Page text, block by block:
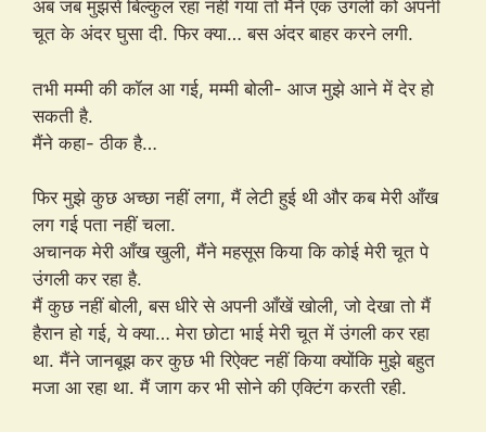
अब जब मुझसे बिल्कुल रहा नहीं गया तो मैंने एक उंगली को अपनी
चूत के अंदर घुसा दी. फिर क्या… बस अंदर बाहर करने लगी.
तभी मम्मी की कॉल आ गई, मम्मी बोली- आज मुझे आने में देर हो
सकती है.
मैंने कहा- ठीक है…
फिर मुझे कुछ अच्छा नहीं लगा, मैं लेटी हुई थी और कब मेरी आँख
लग गई पता नहीं चला.
अचानक मेरी आँख खुली, मैंने महसूस किया कि कोई मेरी चूत पे
उंगली कर रहा है.
मैं कुछ नहीं बोली, बस धीरे से अपनी आँखें खोली, जो देखा तो मैं
हैरान हो गई, ये क्या… मेरा छोटा भाई मेरी चूत में उंगली कर रहा
था. मैंने जानबूझ कर कुछ भी रिऐक्ट नहीं किया क्योंकि मुझे बहुत
मजा आ रहा था. मैं जाग कर भी सोने की एक्टिंग करती रही.